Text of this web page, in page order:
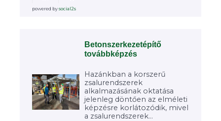
powered bysocial2s
Betonszerkezetépítő
továbbképzés
Hazánkban a korszerű
zsalurendszerek
alkalmazásának oktatása
jelenleg döntően az elméleti
képzésre korlátozódik, mivel
a zsalurendszerek...